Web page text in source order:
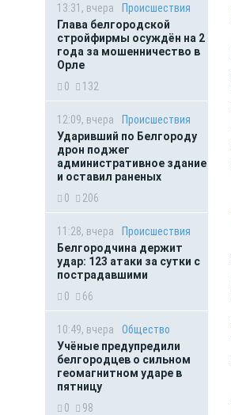
13:31, вчера
Происшествия
Глава белгородской
стройфирмы осуждён на 2
года за мошенничество в
Орле
0
132
12:09, вчера
Происшествия
Ударивший по Белгороду
дрон поджег
административное здание
и оставил раненых
0
206
11:28, вчера
Происшествия
Белгородчина держит
удар: 123 атаки за сутки с
пострадавшими
0
66
10:49, вчера
Общество
Учёные предупредили
белгородцев о сильном
геомагнитном ударе в
пятницу
0
98